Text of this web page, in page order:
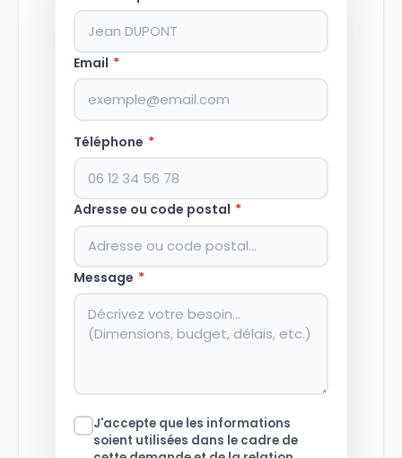
Email *
Téléphone *
Adresse ou code postal *
Message *
J'accepte que les informations
soient utilisées dans le cadre de